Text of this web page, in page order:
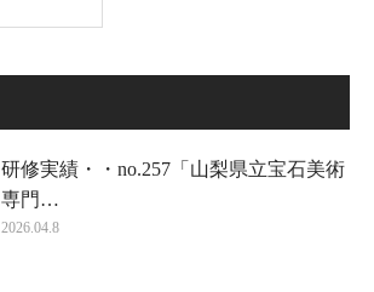
研修実績・・no.257「山梨県立宝石美術
専門…
2026.04.8